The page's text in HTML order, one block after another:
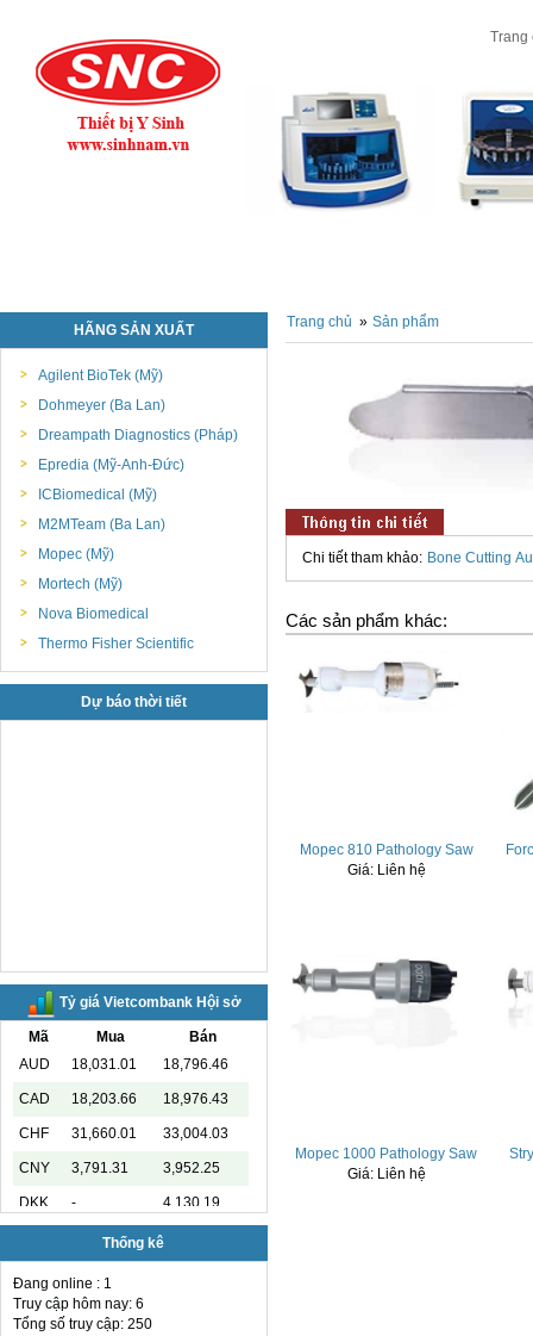
Trang
HÃNG SẢN XUẤT
Agilent BioTek (Mỹ)
Dohmeyer (Ba Lan)
Dreampath Diagnostics (Pháp)
Epredia (Mỹ-Anh-Đức)
ICBiomedical (Mỹ)
M2MTeam (Ba Lan)
Mopec (Mỹ)
Mortech (Mỹ)
Nova Biomedical
Thermo Fisher Scientific
Dự báo thời tiết
Tỷ giá Vietcombank Hội sở
Mã Mua
Bán
AUD
18,031.01 18,796.46
CAD 18,203.66 18,976.43
CHF 31,660.01 33,004.03
CNY 3,791.31 3,952.25
DKK - 4,130.19
29,516.69 31,072.87
HKD 3,255.00
Thống kê
Đang online : 1
Truy cập hôm nay: 6
Tổng số truy cập: 250
Trang chủ » Sản phẩm
Chi tiết tham khảo: Bone Cutting
Các sản phẩm khác:
Mopec 810 Pathology Saw
Giá: Liên hệ
Mopec 1000 Pathology Saw
Giá: Liên hệ